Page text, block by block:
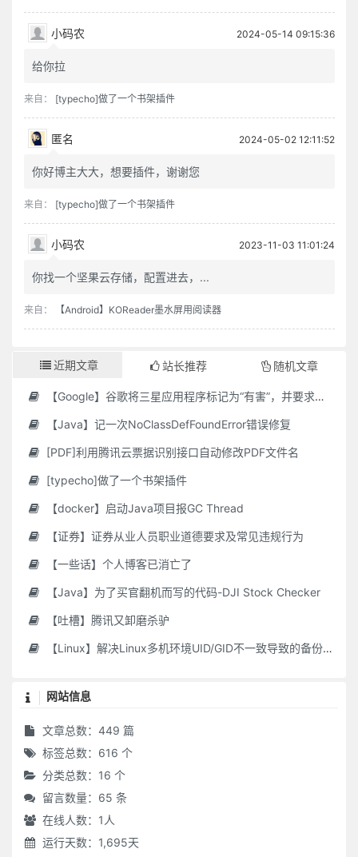
小码农 2024-05-14 09:15:36
给你拉
来自： [typecho]做了一个书架插件
匿名 2024-05-02 12:11:52
你好博主大大，想要插件，谢谢您
来自： [typecho]做了一个书架插件
小码农 2023-11-03 11:01:24
你找一个坚果云存储，配置进去，...
来自： 【Android】KOReader墨水屏用阅读器
近期文章 站长推荐 随机文章
【Google】谷歌将三星应用程序标记为“有害”，并要求用户删除它们
【Java】记一次NoClassDefFoundError错误修复
[PDF]利用腾讯云票据识别接口自动修改PDF文件名
[typecho]做了一个书架插件
【docker】启动Java项目报GC Thread
【证券】证券从业人员职业道德要求及常见违规行为
【一些话】个人博客已消亡了
【Java】为了买官翻机而写的代码-DJI Stock Checker
【吐槽】腾讯又卸磨杀驴
【Linux】解决Linux多机环境UID/GID不一致导致的备份权限问题
网站信息
文章总数：449 篇
标签总数：616 个
分类总数：16 个
留言数量：65 条
在线人数： 1 人
运行天数：1,695天